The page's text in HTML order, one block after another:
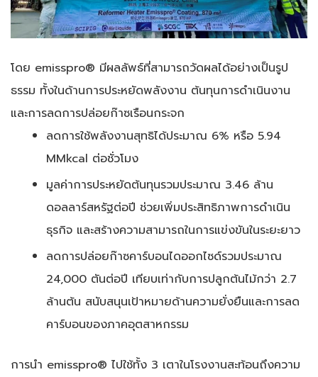
โดย emisspro® มีผลลัพธ์ที่สามารถวัดผลได้อย่างเป็นรูป
ธรรม ทั้งในด้านการประหยัดพลังงาน ต้นทุนการดำเนินงาน
และการลดการปล่อยก๊าซเรือนกระจก
ลดการใช้พลังงานสุทธิได้ประมาณ 6% หรือ 5.94
MMkcal ต่อชั่วโมง
มูลค่าการประหยัดต้นทุนรวมประมาณ 3.46 ล้าน
ดอลลาร์สหรัฐต่อปี ช่วยเพิ่มประสิทธิภาพการดำเนิน
ธุรกิจ และสร้างความสามารถในการแข่งขันในระยะยาว
ลดการปล่อยก๊าซคาร์บอนไดออกไซด์รวมประมาณ
24,000 ตันต่อปี เทียบเท่ากับการปลูกต้นไม้กว่า 2.7
ล้านต้น สนับสนุนเป้าหมายด้านความยั่งยืนและการลด
คาร์บอนของภาคอุตสาหกรรม
การนำ emisspro® ไปใช้ทั้ง 3 เตาในโรงงานสะท้อนถึงความ